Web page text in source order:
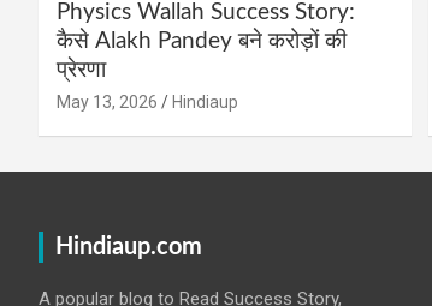
Physics Wallah Success Story:
कैसे Alakh Pandey बने करोड़ों की
प्रेरणा
May 13, 2026 Hindiaup
Hindiaup.com
A popular blog to Read Success Story,